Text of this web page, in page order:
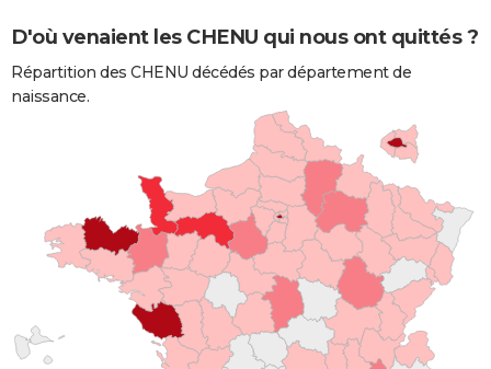
D'où venaient les CHENU qui nous ont quittés ?
Répartition des CHENU décédés par département de
naissance.